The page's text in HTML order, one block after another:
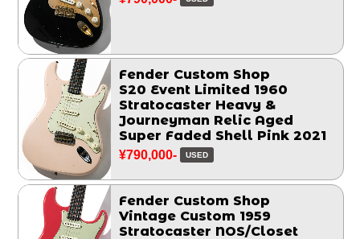
Fender Custom Shop
S20 Event Limited 1960
Stratocaster Heavy &
Journeyman Relic Aged
Super Faded Shell Pink 2021
¥790,000- USED
Fender Custom Shop
Vintage Custom 1959
Stratocaster NOS/Closet